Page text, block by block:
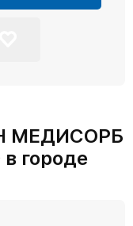
МЕДИСОРБ
городе